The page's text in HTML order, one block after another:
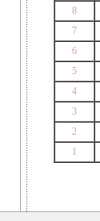
8
7
6
5
4
3
2
1